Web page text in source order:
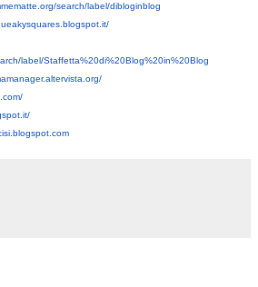
search/label/dibloginblog
label/Staffetta%20di%20Blog%20in%20Blog